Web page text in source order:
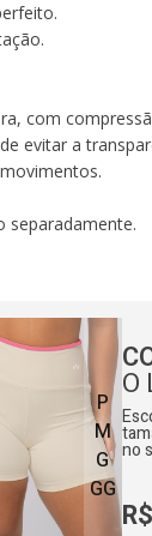
com
evitar a
separadamente.
P
M
G
GG
O
no